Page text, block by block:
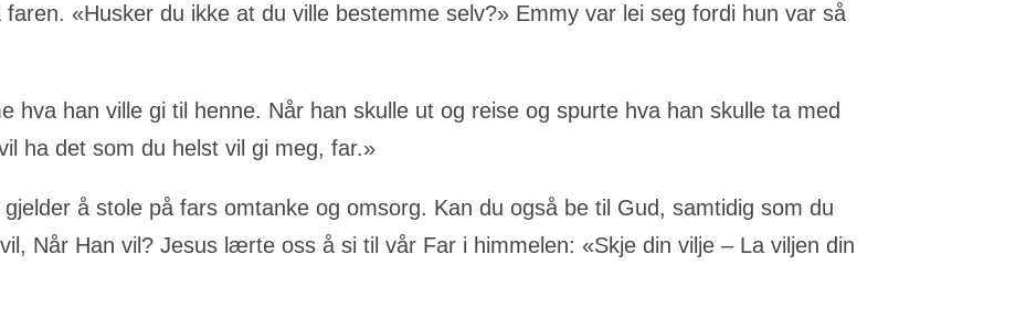
«Husker du ikke at du ville bestemme selv?» Emmy var lei seg fordi hun var så
hva han ville gi til henne. Når han skulle ut og reise og spurte hva han skulle ta med
ha det som du helst vil gi meg, far.»
å stole på fars omtanke og omsorg. Kan du også be til Gud, samtidig som du
Når Han vil? Jesus lærte oss å si til vår Far i himmelen: «Skje din vilje – La viljen din